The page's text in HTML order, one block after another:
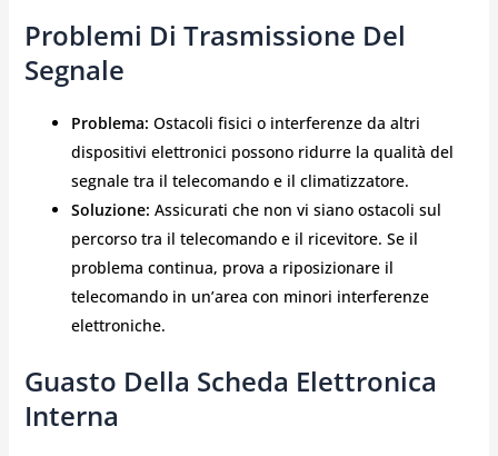
Problemi Di Trasmissione Del
Segnale
Problema: Ostacoli fisici o interferenze da altri
dispositivi elettronici possono ridurre la qualità del
segnale tra il telecomando e il climatizzatore.
Soluzione: Assicurati che non vi siano ostacoli sul
percorso tra il telecomando e il ricevitore. Se il
problema continua, prova a riposizionare il
telecomando in un’area con minori interferenze
elettroniche.
Guasto Della Scheda Elettronica
Interna